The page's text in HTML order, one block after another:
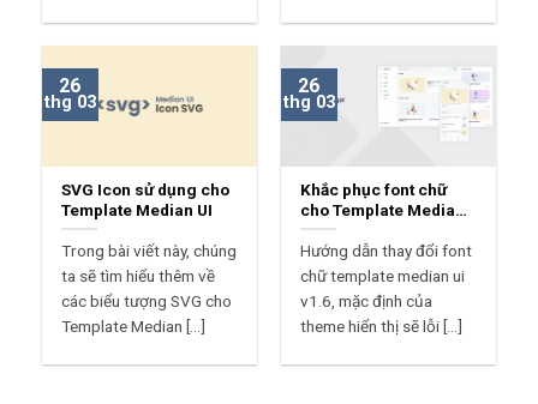
SVG Icon sử dụng cho
Template Median UI
Trong bài viết này, chúng
ta sẽ tìm hiểu thêm về
các biểu tượng SVG cho
Template Median [...]
26
thg 03
Khắc phục font chữ
cho Template Median
UI
Hướng dẫn thay đổi font
chữ template median ui
v1.6, mặc định của
theme hiển thị sẽ lỗi [...]
26
thg 03